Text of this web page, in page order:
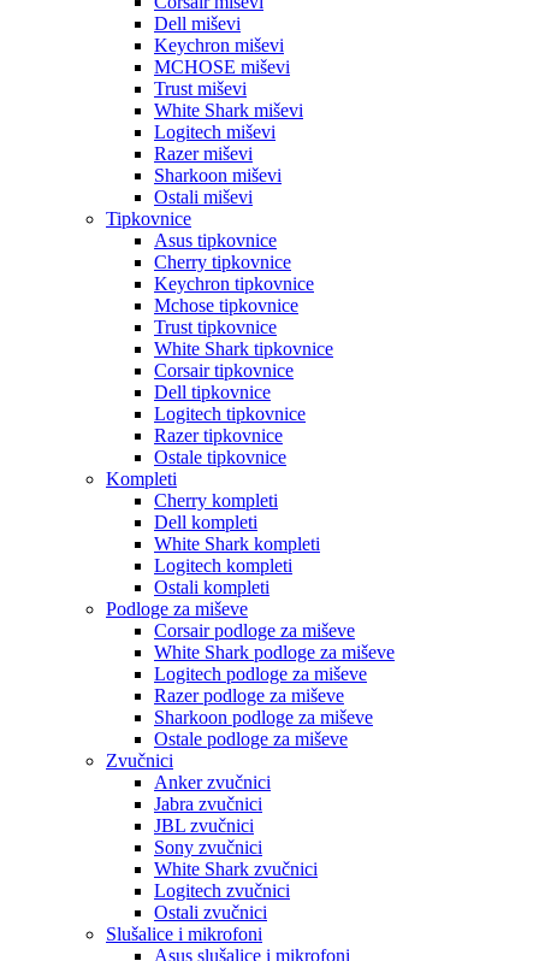
Dell miševi
Keychron miševi
MCHOSE miševi
Trust miševi
White Shark miševi
Logitech miševi
Razer miševi
Sharkoon miševi
Ostali miševi
Tipkovnice
Asus tipkovnice
Cherry tipkovnice
Keychron tipkovnice
Mchose tipkovnice
Trust tipkovnice
White Shark tipkovnice
Corsair tipkovnice
Dell tipkovnice
Logitech tipkovnice
Razer tipkovnice
Ostale tipkovnice
Kompleti
Cherry kompleti
Dell kompleti
White Shark kompleti
Logitech kompleti
Ostali kompleti
Podloge za miševe
Corsair podloge za miševe
White Shark podloge za miševe
Logitech podloge za miševe
Razer podloge za miševe
Sharkoon podloge za miševe
Ostale podloge za miševe
Zvučnici
Anker zvučnici
Jabra zvučnici
JBL zvučnici
Sony zvučnici
White Shark zvučnici
Logitech zvučnici
Ostali zvučnici
Slušalice i mikrofoni
Asus slušalice i mikrofoni